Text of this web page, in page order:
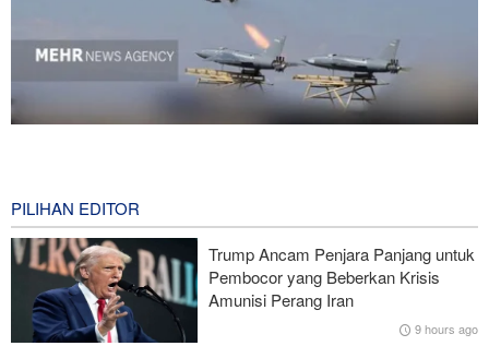
Brigjen Akrami Nia: Artesh dalam Kondisi Siaga Penuh
Foreign Policy: Riyadh Terjepit di Antara Iran dan Ansarullah,
Kebijakan Ini Gagal
PILIHAN EDITOR
Trump Ancam Penjara Panjang untuk
Pembocor yang Beberkan Krisis
Amunisi Perang Iran
9 hours ago